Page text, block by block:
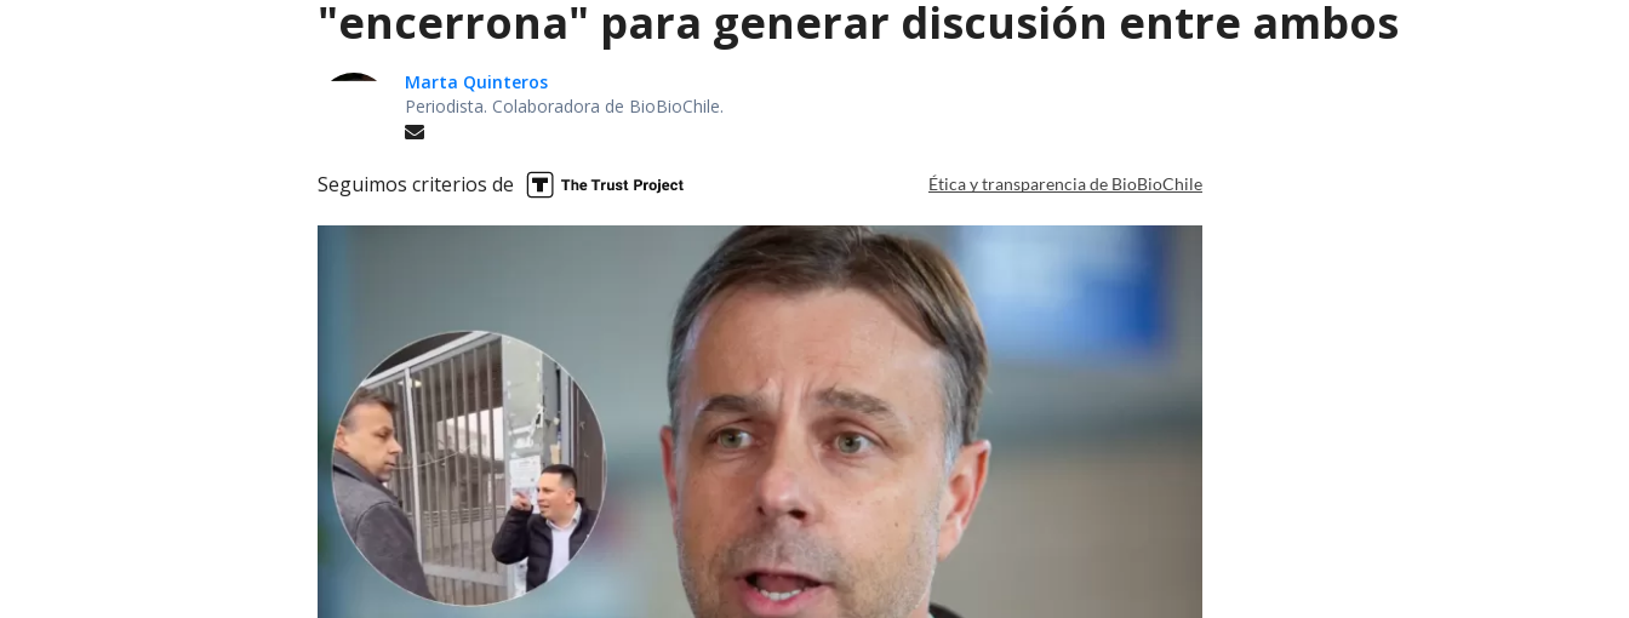
"encerrona" para generar discusión entre ambos
Marta Quinteros
Periodista. Colaboradora de BioBioChile.
Seguimos criterios de Ética y transparencia de BioBioChile